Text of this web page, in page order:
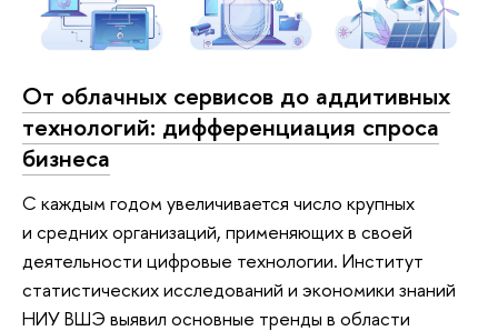
От облачных сервисов до аддитивных
технологий: дифференциация спроса
бизнеса
С каждым годом увеличивается число крупных
и средних организаций, применяющих в своей
деятельности цифровые технологии. Институт
статистических исследований и экономики знаний
НИУ ВШЭ выявил основные тренды в области